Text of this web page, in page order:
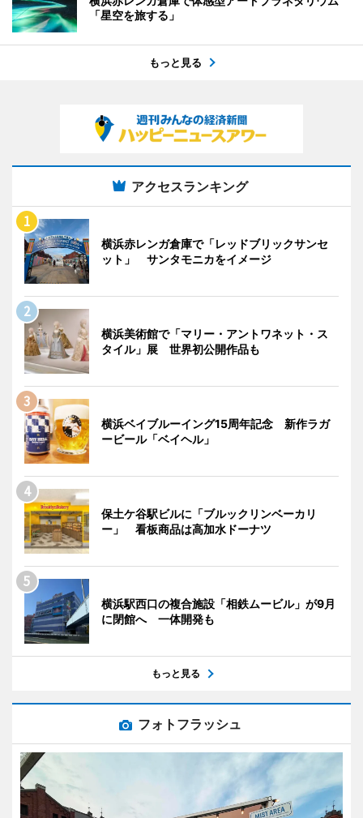
「星空を旅する」
もっと見る
アクセスランキング
横浜赤レンガ倉庫で「レッドブリックサンセ
ット」 サンタモニカをイメージ
横浜美術館で「マリー・アントワネット・ス
タイル」展 世界初公開作品も
横浜ベイブルーイング15周年記念 新作ラガ
ービール「ベイヘル」
保土ケ谷駅ビルに「ブルックリンベーカリ
ー」 看板商品は高加水ドーナツ
横浜駅西口の複合施設「相鉄ムービル」が9月
に閉館へ 一体開発も
もっと見る
フォトフラッシュ